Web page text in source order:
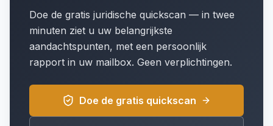
Doe de gratis juridische quickscan — in twee
minuten ziet u uw belangrijkste
aandachtspunten, met een persoonlijk
rapport in uw mailbox. Geen verplichtingen.
Doe de gratis quickscan